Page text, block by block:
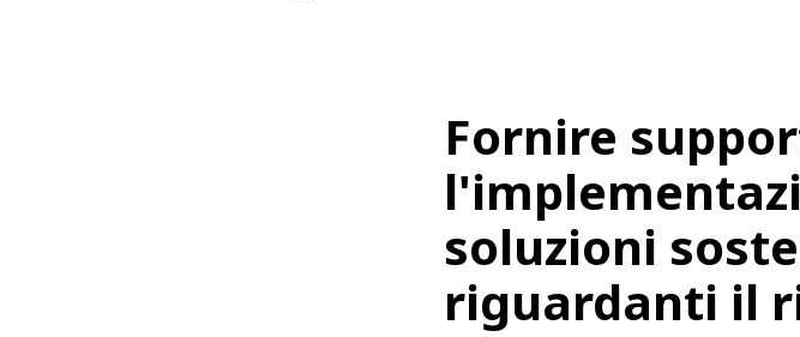
Fornire
soluzioni
riguardanti il